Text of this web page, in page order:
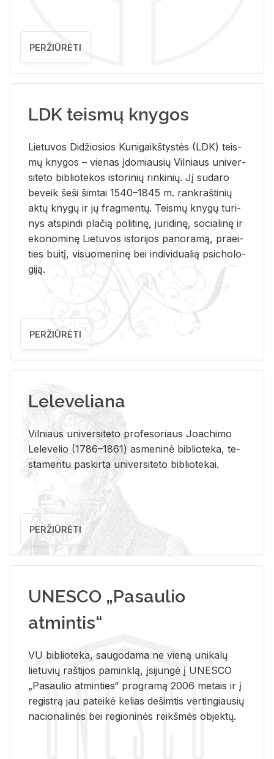
PERŽIŪRĖTI
LDK teismų knygos
Lie­tu­vos Di­džio­sios Ku­ni­gaikš­tys­tės (LDK) teis­
mų kny­gos – vie­nas įdo­miau­sių Vil­niaus uni­ver­
si­te­to bi­b­lio­te­kos is­to­ri­nių rin­ki­nių. Jį su­da­ro
be­veik šeši šim­tai 1540–1845 m. rank­raš­ti­nių
aktų kny­gų ir jų frag­men­tų. Teis­mų kny­gų tu­ri­
nys at­spin­di pla­čią po­li­ti­nę, ju­ri­di­nę, so­cia­li­nę ir
eko­no­mi­nę Lie­tu­vos is­to­ri­jos pa­no­ra­mą, pra­ei­
ties bui­tį, vi­suo­me­ni­nę bei in­di­vi­dua­lią psi­cho­lo­
gi­ją.
PERŽIŪRĖTI
Leleveliana
Vil­niaus uni­ver­si­te­to pro­fe­so­riaus Jo­a­chi­mo
Le­le­ve­lio (1786–1861) as­me­ni­nė bi­b­lio­te­ka, te­
sta­men­tu pa­skir­ta uni­ver­si­te­to bi­b­lio­te­kai.
PERŽIŪRĖTI
UNESCO „Pasaulio
atmintis“
VU biblioteka, saugodama ne vieną unikalų
lietuvių raštijos paminklą, įsijungė į UNESCO
„Pasaulio atminties“ programą 2006 metais ir į
registrą jau pateikė kelias dešimtis vertingiausių
nacionalinės bei regioninės reikšmės objektų.